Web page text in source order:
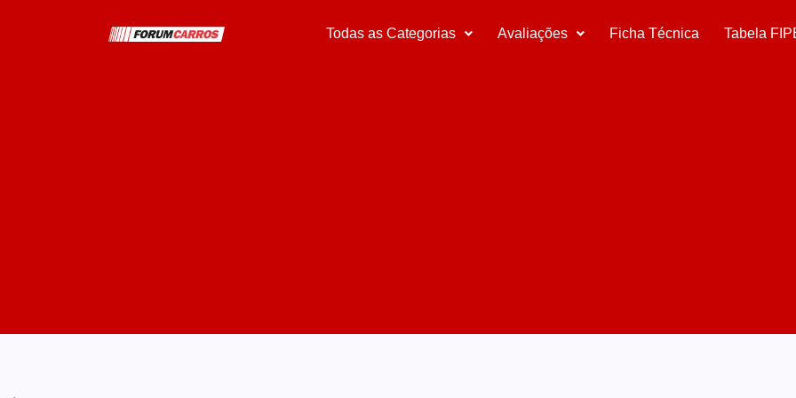
Todas as Categorias Avaliações Ficha Técnica Tabela